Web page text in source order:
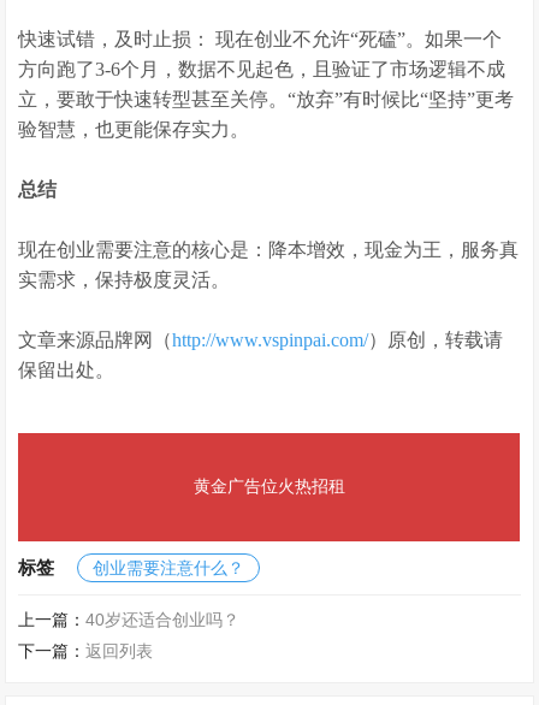
快速试错，及时止损： 现在创业不允许“死磕”。如果一个
方向跑了3-6个月，数据不见起色，且验证了市场逻辑不成
立，要敢于快速转型甚至关停。“放弃”有时候比“坚持”更考
验智慧，也更能保存实力。
总结
现在创业需要注意的核心是：降本增效，现金为王，服务真
实需求，保持极度灵活。
文章来源品牌网（http://www.vspinpai.com/）原创，转载请
保留出处。
黄金广告位火热招租
标签 创业需要注意什么？
上一篇：40岁还适合创业吗？
下一篇：返回列表